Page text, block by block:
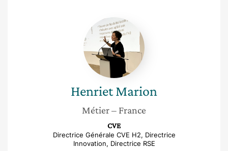
Henriet
Marion
HenrietMarion
Métier– France
CVE
Directrice Générale CVE H2, Directrice
Innovation, Directrice RSE